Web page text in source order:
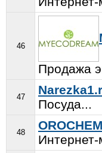
46
Продажа
47
Посуда...
48
Интернет-